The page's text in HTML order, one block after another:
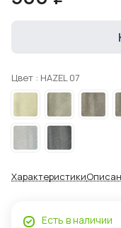
Цвет : HAZEL 07
Характеристики
Есть в наличии